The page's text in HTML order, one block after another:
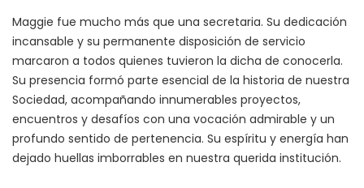
Maggie fue mucho más que una secretaria. Su dedicación
incansable y su permanente disposición de servicio
marcaron a todos quienes tuvieron la dicha de conocerla.
Su presencia formó parte esencial de la historia de nuestra
Sociedad, acompañando innumerables proyectos,
encuentros y desafíos con una vocación admirable y un
profundo sentido de pertenencia. Su espíritu y energía han
dejado huellas imborrables en nuestra querida institución.